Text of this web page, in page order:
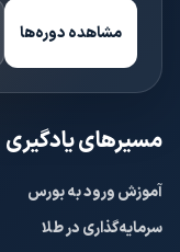
مشاهده دوره‌ها
مسیرهای یادگیری
آموزش ورود به بورس
سرمایه‌گذاری در طلا